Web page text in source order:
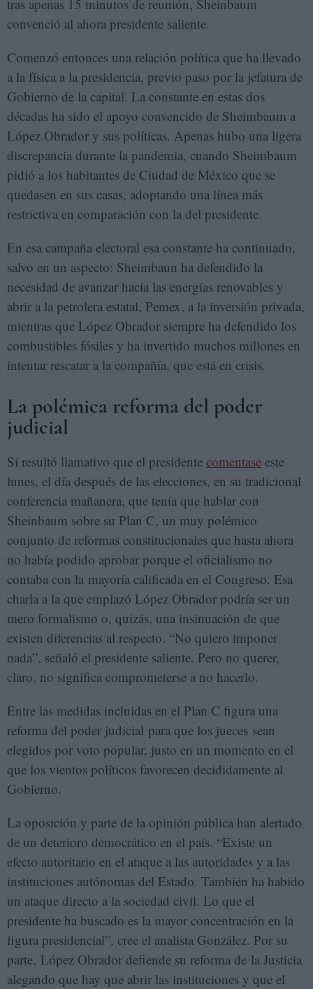
tras apenas 15 minutos de reunión, Sheinbaum
convenció al ahora presidente saliente.
Comenzó entonces una relación política que ha llevado
a la física a la presidencia, previo paso por la jefatura de
Gobierno de la capital. La constante en estas dos
décadas ha sido el apoyo convencido de Sheimbaum a
López Obrador y sus políticas. Apenas hubo una ligera
discrepancia durante la pandemia, cuando Sheimbaum
pidió a los habitantes de Ciudad de México que se
quedasen en sus casas, adoptando una línea más
restrictiva en comparación con la del presidente.
En esa campaña electoral esa constante ha continuado,
salvo en un aspecto: Sheimbaun ha defendido la
necesidad de avanzar hacia las energías renovables y
abrir a la petrolera estatal, Pemex, a la inversión privada,
mientras que López Obrador siempre ha defendido los
combustibles fósiles y ha invertido muchos millones en
intentar rescatar a la compañía, que está en crisis.
La polémica reforma del poder
judicial
Sí resultó llamativo que el presidente comentase este
lunes, el día después de las elecciones, en su tradicional
conferencia mañanera, que tenía que hablar con
Sheinbaum sobre su Plan C, un muy polémico
conjunto de reformas constitucionales que hasta ahora
no había podido aprobar porque el oficialismo no
contaba con la mayoría calificada en el Congreso. Esa
charla a la que emplazó López Obrador podría ser un
mero formalismo o, quizás, una insinuación de que
existen diferencias al respecto. “No quiero imponer
nada”, señaló el presidente saliente. Pero no querer,
claro, no significa comprometerse a no hacerlo.
Entre las medidas incluidas en el Plan C figura una
reforma del poder judicial para que los jueces sean
elegidos por voto popular, justo en un momento en el
que los vientos políticos favorecen decididamente al
Gobierno.
La oposición y parte de la opinión pública han alertado
de un deterioro democrático en el país. “Existe un
efecto autoritario en el ataque a las autoridades y a las
instituciones autónomas del Estado. También ha habido
un ataque directo a la sociedad civil. Lo que el
presidente ha buscado es la mayor concentración en la
figura presidencial”, cree el analista González. Por su
parte, López Obrador defiende su reforma de la Justicia
alegando que hay que abrir las instituciones y que el